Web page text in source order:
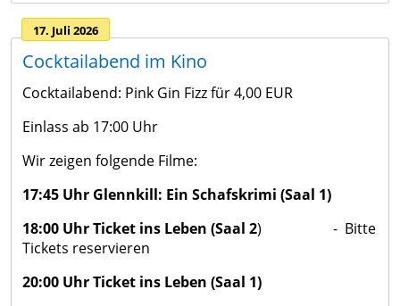
17. Juli 2026
Cocktailabend im Kino
Cocktailabend: Pink Gin Fizz für 4,00 EUR
Einlass ab 17:00 Uhr
Wir zeigen folgende Filme:
17:45 Uhr Glennkill: Ein Schafskrimi (Saal 1)
18:00 Uhr Ticket ins Leben (Saal 2) - Bitte
Tickets reservieren
20:00 Uhr Ticket ins Leben (Saal 1)